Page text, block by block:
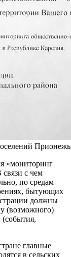
«мониторинг
с чем
по средам
бытующих
должны
(возможного)
(события,
главные
в сельских